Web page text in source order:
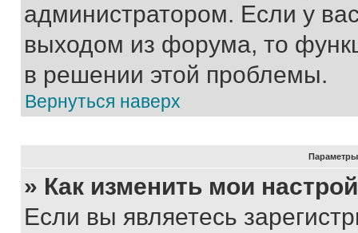
администратором. Если у
выходом из форума, то
в решении этой проблемы.
Вернуться наверх
Параметры
» Как изменить мои
Если вы являетесь